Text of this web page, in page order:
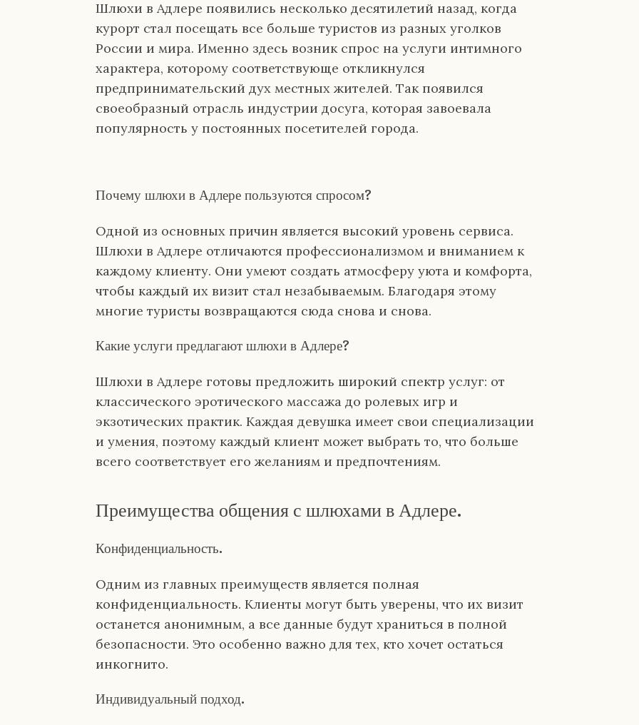
Шлюхи в Адлере появились несколько десятилетий назад, когда
курорт стал посещать все больше туристов из разных уголков
России и мира. Именно здесь возник спрос на услуги интимного
характера, которому соответствующе откликнулся
предпринимательский дух местных жителей. Так появился
своеобразный отрасль индустрии досуга, которая завоевала
популярность у постоянных посетителей города.
Почему шлюхи в Адлере пользуются спросом?
Одной из основных причин является высокий уровень сервиса.
Шлюхи в Адлере отличаются профессионализмом и вниманием к
каждому клиенту. Они умеют создать атмосферу уюта и комфорта,
чтобы каждый их визит стал незабываемым. Благодаря этому
многие туристы возвращаются сюда снова и снова.
Какие услуги предлагают шлюхи в Адлере?
Шлюхи в Адлере готовы предложить широкий спектр услуг: от
классического эротического массажа до ролевых игр и
экзотических практик. Каждая девушка имеет свои специализации
и умения, поэтому каждый клиент может выбрать то, что больше
всего соответствует его желаниям и предпочтениям.
Преимущества общения с шлюхами в Адлере.
Конфиденциальность.
Одним из главных преимуществ является полная
конфиденциальность. Клиенты могут быть уверены, что их визит
останется анонимным, а все данные будут храниться в полной
безопасности. Это особенно важно для тех, кто хочет остаться
инкогнито.
Индивидуальный подход.